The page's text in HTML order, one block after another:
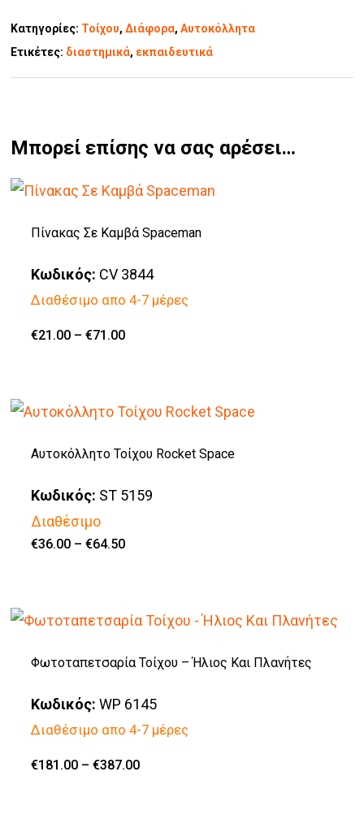
Κατηγορίες: Τοίχου,Διάφορα,Αυτοκόλλητα
Ετικέτες: διαστημικά, εκπαιδευτικά
Μπορεί επίσης να σας αρέσει…
Πίνακας Σε Καμβά Spaceman
Κωδικός: CV 3844
Διαθέσιμο απο 4-7 μέρες
€21.00 – €71.00Price
Αυτό
έχει
πολλαπλές
Οι
επιλογές
μπορούν
στη
σελίδα
προϊόντος
Αυτοκόλλητο Τοίχου Rocket Space
Κωδικός: ST 5159
Διαθέσιμο
€36.00 – €64.50Price
Αυτό
έχει
πολλαπλές
Οι
επιλογές
μπορούν
Φωτοταπετσαρία Τοίχου – Ήλιος Και Πλανήτες
Κωδικός: WP 6145
Διαθέσιμο απο 4-7 μέρες
€181.00 – €387.00Price
Αυτό